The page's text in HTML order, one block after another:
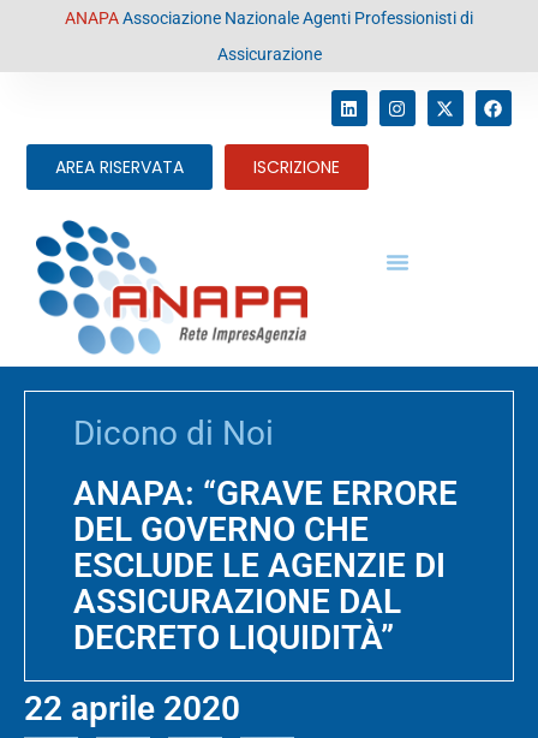
contenutoANAPAAssociazione Nazionale Agenti Professionisti di
Assicurazione
AREA RISERVATA ISCRIZIONE
Dicono di Noi
ANAPA: “GRAVE ERRORE
DEL GOVERNO CHE
ESCLUDE LE AGENZIE DI
ASSICURAZIONE DAL
DECRETO LIQUIDITÀ”
22 aprile 2020